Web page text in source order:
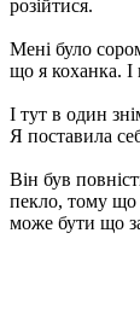
розійтися.
Мені було
що я коханка. І
І тут в один
Я поставила
Він був
пекло, тому що
може бути що